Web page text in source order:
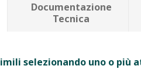
Documentazione
Tecnica
selezionando uno o più